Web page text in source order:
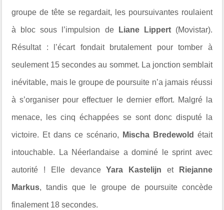
groupe de tête se regardait, les poursuivantes roulaient
à bloc sous l’impulsion de Liane Lippert (Movistar).
Résultat : l’écart fondait brutalement pour tomber à
seulement 15 secondes au sommet. La jonction semblait
inévitable, mais le groupe de poursuite n’a jamais réussi
à s’organiser pour effectuer le dernier effort. Malgré la
menace, les cinq échappées se sont donc disputé la
victoire. Et dans ce scénario, Mischa Bredewold était
intouchable. La Néerlandaise a dominé le sprint avec
autorité ! Elle devanceYara Kastelijn et Riejanne
Markus, tandis que le groupe de poursuite concède
finalement 18 secondes.